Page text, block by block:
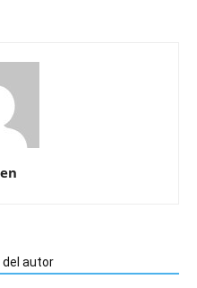
del autor